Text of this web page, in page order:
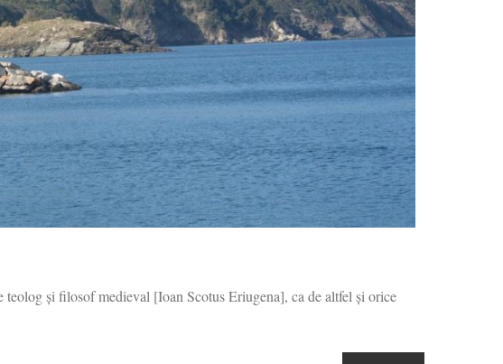
și filosof medieval [Ioan Scotus Eriugena], ca de altfel și orice